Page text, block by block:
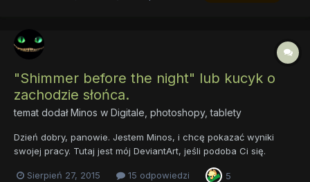
"Shimmer before the night" lub kucyk o
zachodzie słońca.
temat dodałMinos w Digitale, photoshopy, tablety
Dzień dobry, panowie. Jestem Minos, i сhcę pokazać wyniki
swojej pracy. Tutaj jest mój DeviantArt, jeśli podoba Ci się.
Sierpień 27, 2015 15 odpowiedzi 5